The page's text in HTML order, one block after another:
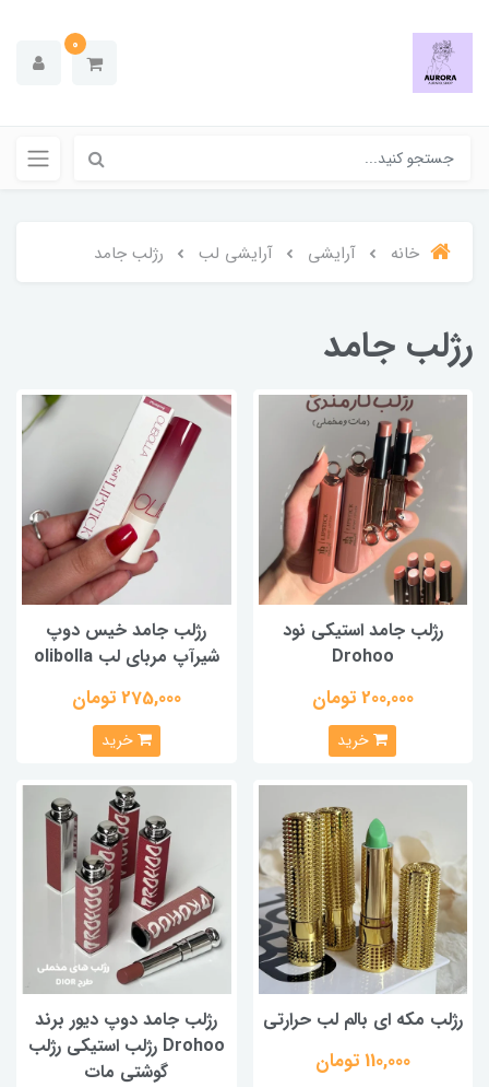
0
خانه آرایشی آرایشی لب رژلب جامد
رژلب جامد
رژلب جامد استیکی نود
Drohoo
200,000 تومان
خرید
رژلب جامد خیس دوپ
شیرآپ مربای لب olibolla
275,000 تومان
خرید
رژلب مکه ای بالم لب حرارتی
110,000 تومان
رژلب جامد دوپ دیور برند
Drohoo رژلب استیکی رژلب
گوشتی مات